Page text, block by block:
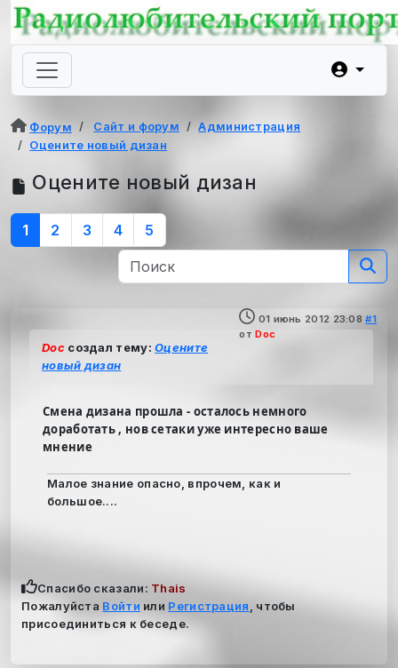
Форум Сайт и форум
Администрация
Оцените новый дизан
Оцените новый дизан
1 2 3 4 5
01 июнь 2012 23:08 #1
отDoc
Docсоздал тему:Оцените
новый дизан
Смена дизана прошла - осталось немного
доработать , нов сетаки уже интересно ваше
мнение
Малое знание опасно, впрочем, как и
большое....
Спасибо сказали: Thais
Пожалуйста Войти или Регистрация, чтобы
присоединиться к беседе.